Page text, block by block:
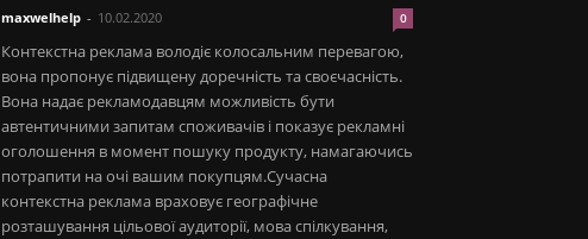
maxwelhelp - 10.02.2020 0
Контекстна реклама володіє колосальним перевагою,
вона пропонує підвищену доречність та своєчасність.
Вона надає рекламодавцям можливість бути
автентичними запитам споживачів і показує рекламні
оголошення в момент пошуку продукту, намагаючись
потрапити на очі вашим покупцям.Сучасна
контекстна реклама враховує географічне
розташування цільової аудиторії, мова спілкування,